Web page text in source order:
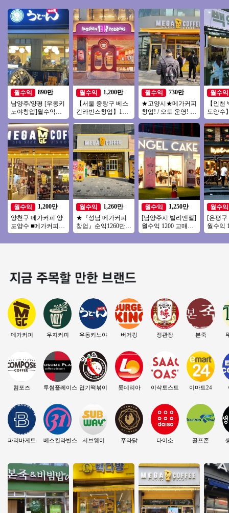
월수익
890만
남양주/양평 [우동키
노야창업]월수익
1200만 #우동창업#
소자본창업#고수익
창업#투잡
월수익
1,200만
양천구 메가커피 양
도양수 ■메가커피■
＃목동 강력추천＃
대단지아파트＃반오
월수익
1,200만
【서울 중랑구 베스
킨라빈스창업】1번
출구 30m앞 위치 / 역
세권 / 고수익창업
월수익
1,260만
★『성남 메가커피
창업』순익1260만
오피스 메인자리 주6
일 운영 여성창업
월수익
730만
★고양시★메가커피
창업! / 오토 운영! /
주 5일 짧은 운영시
간 인건비 절감
월수익
1,250만
[남양주시 빌리엔젤]
월수익 1200 고매출/
고수익나오는 디저
트카페 빌리엔젤!
월수익
【인천
도양수
자본
문점창
월수익
[은평
월수익
고수익
드 교촌
메가커피
컴포즈
파리바게트
우지커피
투썸플레이스
베스킨라빈스
우동키노야
엽기떡볶이
서브웨이
버거킹
롯데리아
푸라닭
정관장
이삭토스트
다이소
본죽
이마트24
골프존